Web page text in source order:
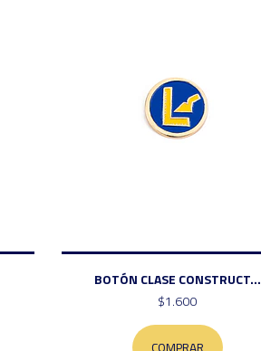
BOTÓN CLASE CONSTRUCT...
$1.600
COMPRAR